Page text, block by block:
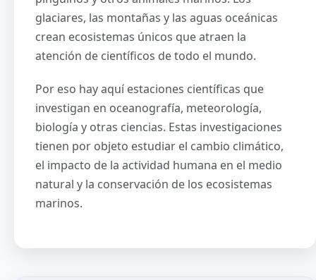
glaciares, las montañas y las aguas oceánicas
crean ecosistemas únicos que atraen la
atención de científicos de todo el mundo.
Por eso hay aquí estaciones científicas que
investigan en oceanografía, meteorología,
biología y otras ciencias. Estas investigaciones
tienen por objeto estudiar el cambio climático,
el impacto de la actividad humana en el medio
natural y la conservación de los ecosistemas
marinos.